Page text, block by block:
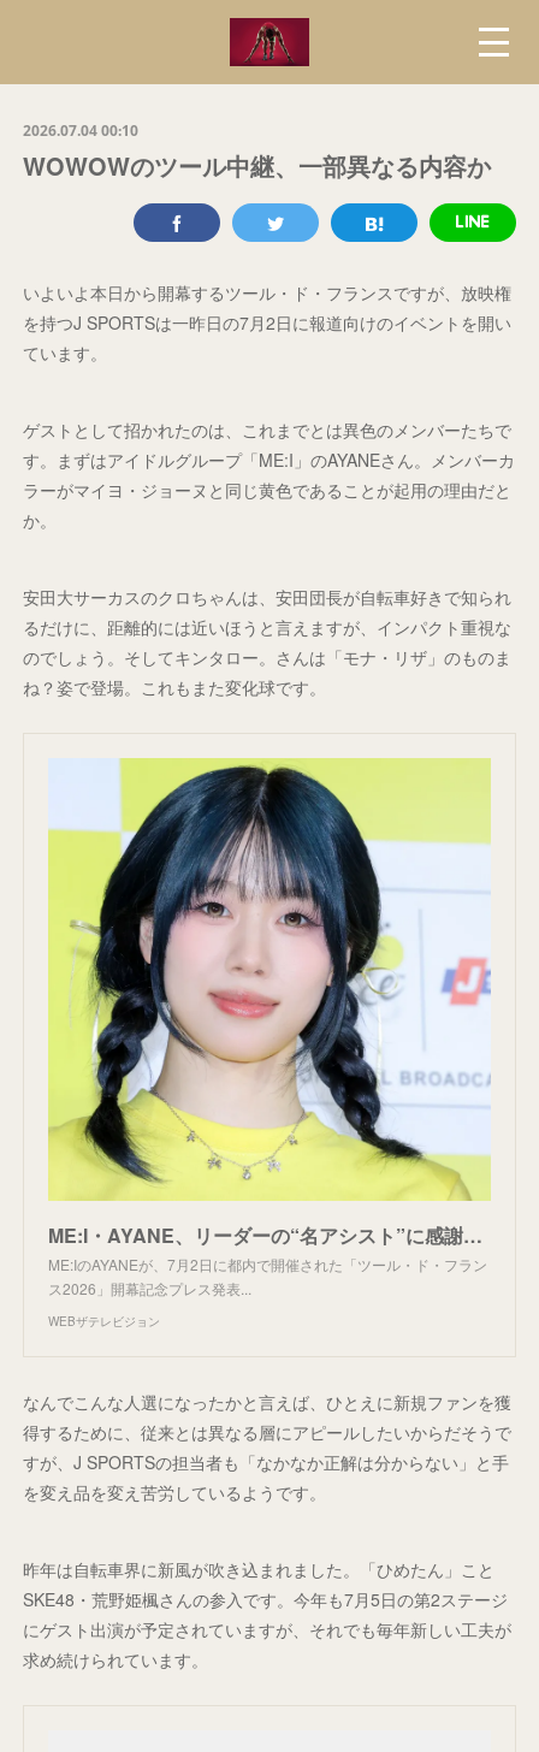
2026.07.04 00:10
WOWOWのツール中継、一部異なる内容か
いよいよ本日から開幕するツール・ド・フランスですが、放映権
を持つJ SPORTSは一昨日の7月2日に報道向けのイベントを開い
ています。
ゲストとして招かれたのは、これまでとは異色のメンバーたちで
す。まずはアイドルグループ「ME:I」のAYANEさん。メンバーカ
ラーがマイヨ・ジョーヌと同じ黄色であることが起用の理由だと
か。
安田大サーカスのクロちゃんは、安田団長が自転車好きで知られ
るだけに、距離的には近いほうと言えますが、インパクト重視な
のでしょう。そしてキンタロー。さんは「モナ・リザ」のものま
ね？姿で登場。これもまた変化球です。
ME:I・AYANE、リーダーの“名アシスト”に感謝「ME:Iになるまでは普通の高校生だったので…」イエローコーデで登場 | WEBザテレビジョン
ME:IのAYANEが、7月2日に都内で開催された「ツール・ド・フラン
ス2026」開幕記念プレス発表...
WEBザテレビジョン
なんでこんな人選になったかと言えば、ひとえに新規ファンを獲
得するために、従来とは異なる層にアピールしたいからだそうで
すが、J SPORTSの担当者も「なかなか正解は分からない」と手
を変え品を変え苦労しているようです。
昨年は自転車界に新風が吹き込まれました。「ひめたん」こと
SKE48・荒野姫楓さんの参入です。今年も7月5日の第2ステージ
にゲスト出演が予定されていますが、それでも毎年新しい工夫が
求め続けられています。